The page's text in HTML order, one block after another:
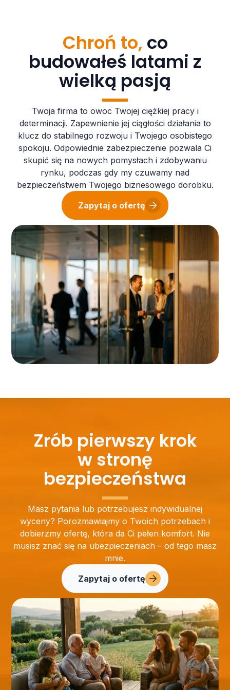
Chroń to, co
budowałeś latami z
wielką pasją
Twoja firma to owoc Twojej ciężkiej pracy i
determinacji. Zapewnienie jej ciągłości działania to
klucz do stabilnego rozwoju i Twojego osobistego
spokoju. Odpowiednie zabezpieczenie pozwala Ci
skupić się na nowych pomysłach i zdobywaniu
rynku, podczas gdy my czuwamy nad
bezpieczeństwem Twojego biznesowego dorobku.
Zapytaj o ofertę
Zrób pierwszy krok
w stronę
bezpieczeństwa
Masz pytania lub potrzebujesz indywidualnej
wyceny? Porozmawiajmy o Twoich potrzebach i
dobierzmy ofertę, która da Ci pełen komfort. Nie
musisz znać się na ubezpieczeniach – od tego masz
mnie.
Zapytaj o ofertę